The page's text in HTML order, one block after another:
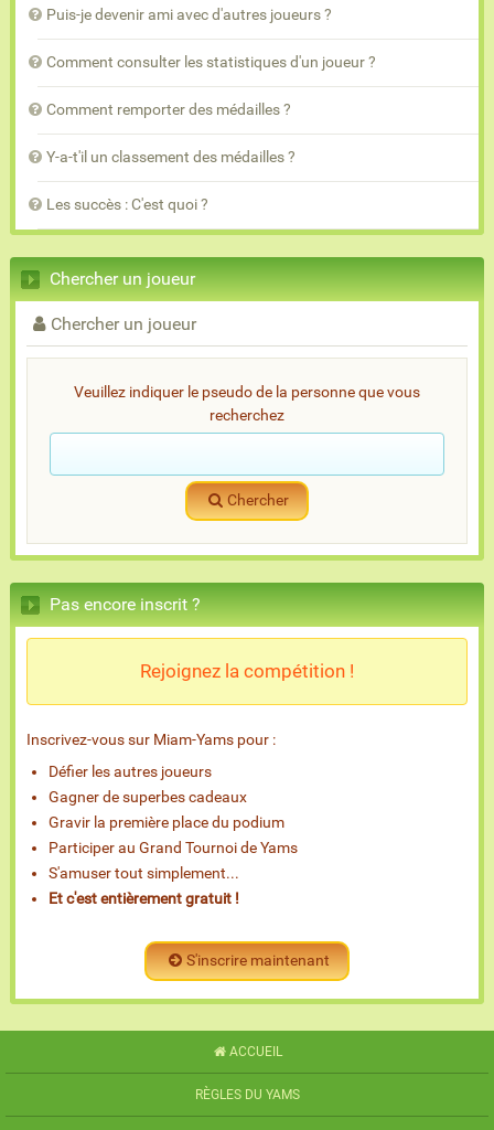
Puis-je devenir ami avec d'autres joueurs ?
Comment consulter les statistiques d'un joueur ?
Comment remporter des médailles ?
Y-a-t'il un classement des médailles ?
Les succès : C'est quoi ?
Chercher un joueur
Chercher un joueur
Veuillez indiquer le pseudo de la personne que vous
recherchez
Chercher
Pas encore inscrit ?
Rejoignez la compétition !
Inscrivez-vous sur Miam-Yams pour :
Défier les autres joueurs
Gagner de superbes cadeaux
Gravir la première place du podium
Participer au Grand Tournoi de Yams
S'amuser tout simplement...
Et c'est entièrement gratuit !
S'inscrire maintenant
ACCUEIL
RÈGLES DU YAMS